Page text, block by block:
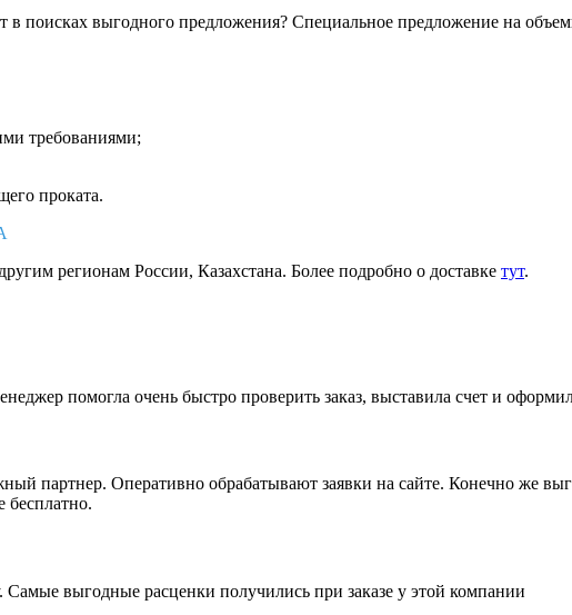
поисках выгодного предложения? Специальное предложение на
требованиями;
проката.
регионам России, Казахстана. Более подробно о доставке тут.
помогла очень быстро проверить заказ, выставила счет и
партнер. Оперативно обрабатывают заявки на сайте. Конечно же
бесплатно.
Самые выгодные расценки получились при заказе у этой компании